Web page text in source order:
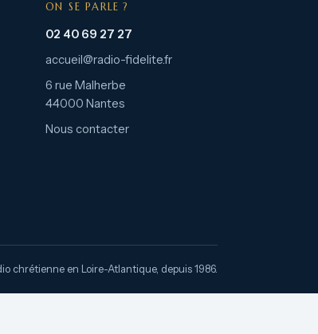
ON SE PARLE ?
02 40 69 27 27
accueil@radio-fidelite.fr
6 rue Malherbe
44000 Nantes
Nous contacter
chrétienne en Loire-Atlantique, depuis 1986.